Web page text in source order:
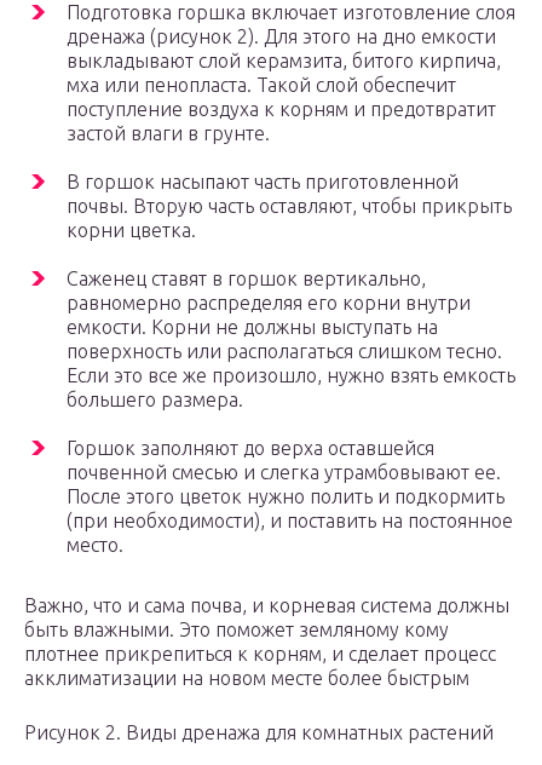
Подготовка горшка включает изготовление слоя
дренажа (рисунок 2). Для этого на дно емкости
выкладывают слой керамзита, битого кирпича,
мха или пенопласта. Такой слой обеспечит
поступление воздуха к корням и предотвратит
застой влаги в грунте.
В горшок насыпают часть приготовленной
почвы. Вторую часть оставляют, чтобы прикрыть
корни цветка.
Саженец ставят в горшок вертикально,
равномерно распределяя его корни внутри
емкости. Корни не должны выступать на
поверхность или располагаться слишком тесно.
Если это все же произошло, нужно взять емкость
большего размера.
Горшок заполняют до верха оставшейся
почвенной смесью и слегка утрамбовывают ее.
После этого цветок нужно полить и подкормить
(при необходимости), и поставить на постоянное
место.
Важно, что и сама почва, и корневая система должны
быть влажными. Это поможет земляному кому
плотнее прикрепиться к корням, и сделает процесс
акклиматизации на новом месте более быстрым
Рисунок 2. Виды дренажа для комнатных растений